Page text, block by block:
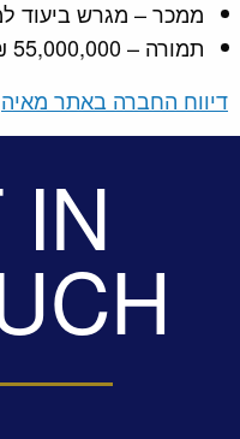
ממכר – מגרש ביעוד
תמורה – 55,000,000 ₪ בתוספת מע"מ.
דיווח החברה באתר מאיה